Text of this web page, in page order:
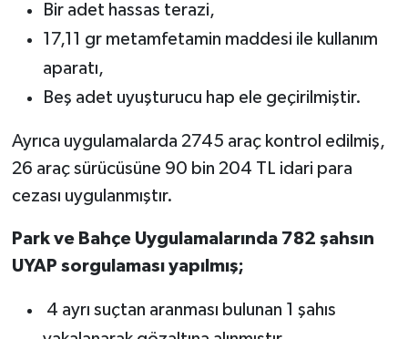
Bir adet hassas terazi,
17,11 gr metamfetamin maddesi ile kullanım
aparatı,
Beş adet uyuşturucu hap ele geçirilmiştir.
Ayrıca uygulamalarda 2745 araç kontrol edilmiş,
26 araç sürücüsüne 90 bin 204 TL idari para
cezası uygulanmıştır.
Park ve Bahçe Uygulamalarında 782 şahsın
UYAP sorgulaması yapılmış;
4 ayrı suçtan aranması bulunan 1 şahıs